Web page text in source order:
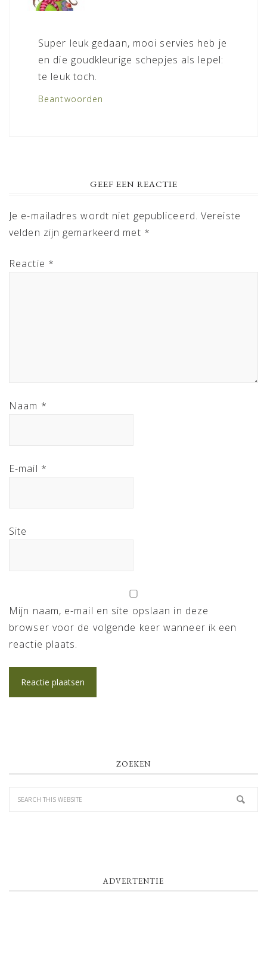
Super leuk gedaan, mooi servies heb je
en die goudkleurige schepjes als lepel:
te leuk toch.
Beantwoorden
GEEF EEN REACTIE
Je e-mailadres wordt niet gepubliceerd. Vereiste
velden zijn gemarkeerd met *
Reactie *
Naam *
E-mail *
Site
Mijn naam, e-mail en site opslaan in deze
browser voor de volgende keer wanneer ik een
reactie plaats.
ZOEKEN
ADVERTENTIE